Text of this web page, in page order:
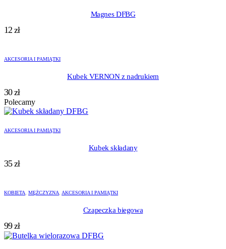
Magnes DFBG
12zł
AKCESORIA I PAMIĄTKI
Kubek VERNON z nadrukiem
30zł
Polecamy
AKCESORIA I PAMIĄTKI
Kubek składany
35zł
KOBIETA MĘŻCZYZNA AKCESORIA I PAMIĄTKI
Czapeczka biegowa
99zł